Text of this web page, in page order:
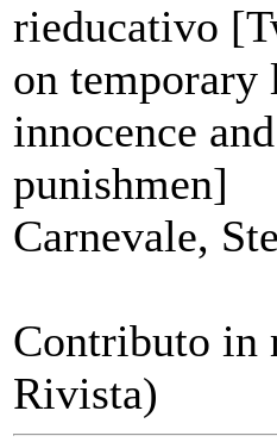
rieducativo
on temporary
innocence
punishmen]
Carnevale,
Contributo in
Rivista)